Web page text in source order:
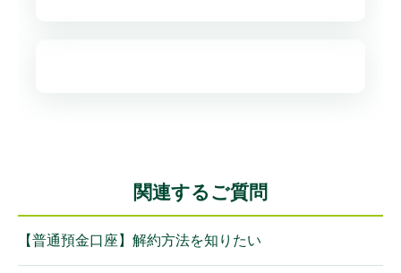
関連するご質問
【普通預金口座】解約方法を知りたい